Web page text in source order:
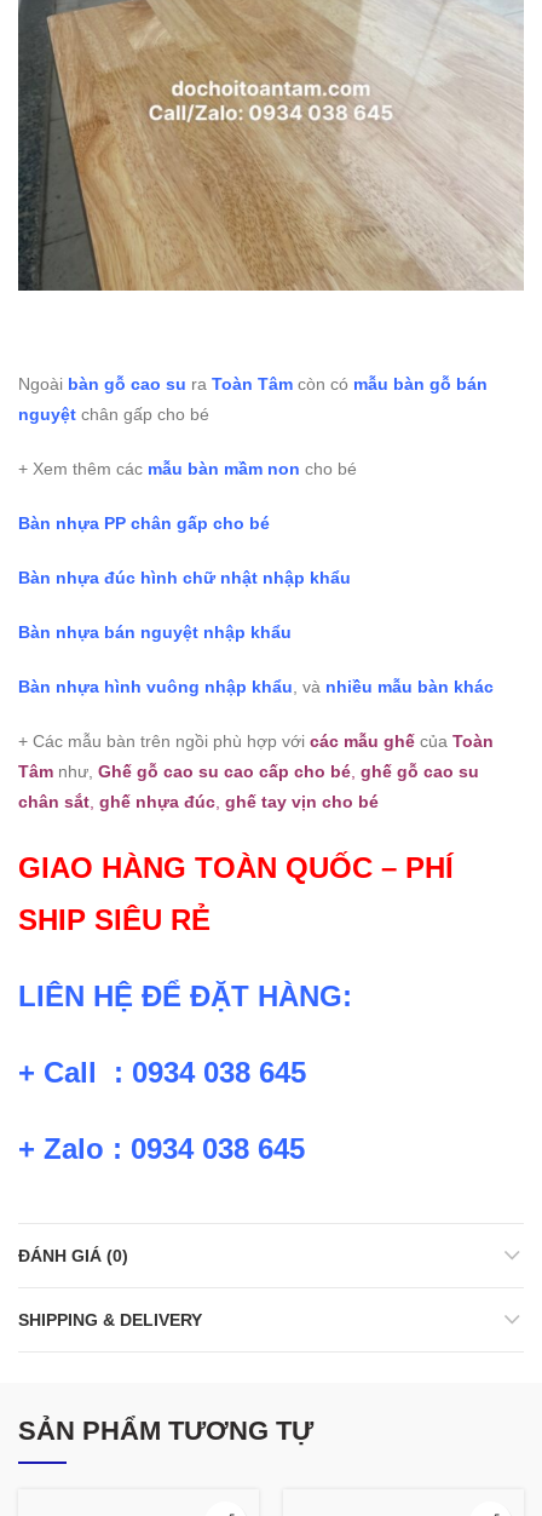
Ngoài bàn gỗ cao su ra Toàn Tâm còn có mẫu bàn gỗ bán
nguyệt chân gấp cho bé
+ Xem thêm các mẫu bàn mầm non cho bé
Bàn nhựa PP chân gấp cho bé
Bàn nhựa đúc hình chữ nhật nhập khẩu
Bàn nhựa bán nguyệt nhập khẩu
Bàn nhựa hình vuông nhập khẩu , và nhiều mẫu bàn khác
+ Các mẫu bàn trên ngồi phù hợp với các mẫu ghế của Toàn
Tâm như, Ghế gỗ cao su cao cấp cho bé ghế gỗ cao su
chân sắt ghế nhựa đúc ghế tay vịn cho bé
GIAO HÀNG TOÀN QUỐC – PHÍ
SHIP SIÊU RẺ
LIÊN HỆ ĐỂ ĐẶT HÀNG:
+ Call : 0934 038 645
+ Zalo : 0934 038 645
ĐÁNH GIÁ (0)
SHIPPING & DELIVERY
SẢN PHẨM TƯƠNG TỰ